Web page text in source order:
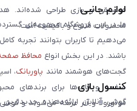
موسیقی و بازی طراحی شده‌اند.
محصولات متنوع و باکیفیت است.
لوازم جانبی
ما در این فروشگاه مجموعه‌ای
می‌دهیم تا کاربران بتوانند تجربه
باشند. در این بخش انواع محافظ
گجت‌های هوشمند مانند پاوربانک،
صفحه و قاب‌ها برای برندهای
موتورولا و آنر عرضه می‌شوند و
کنسول بازی
گوشی آنلاین ارائه‌دهنده